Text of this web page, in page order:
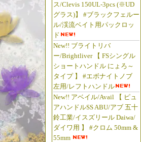
ス/Clevis 150UL-3pcs (※UD
グラス)】 #ブラックフェルー
ル/渓流ベイト用パックロッ
ド
New!! ブライトリバ
ー/Brightliver 【 FSシングル
ショートハンドル にょろ～
タイプ 】 #エボナイトノブ
左用/レフトハンドル
New!! アベイル/Avail 【 ピュ
アハンドルSS ABU/アブ 五十
鈴工業/イスズリール Daiwa/
ダイワ用 】 #クロム 50mm &
55mm